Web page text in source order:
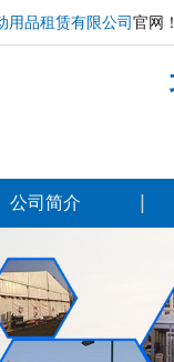
用品租赁有限公司官网！
公司简介